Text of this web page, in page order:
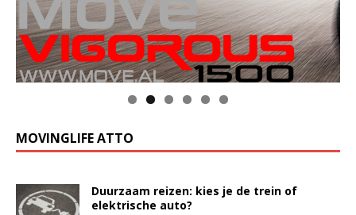
Klik op de foto voor meer informatie
MOVINGLIFE ATTO
Duurzaam reizen: kies je de trein of
elektrische auto?